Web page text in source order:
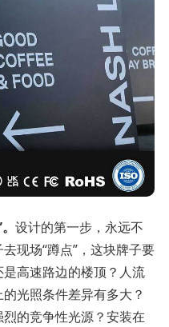
设计的第一步，永远不
现场“蹲点”，这块牌子要
高速路边的楼顶？人流
光照条件差异有多大？
的竞争性光源？安装在